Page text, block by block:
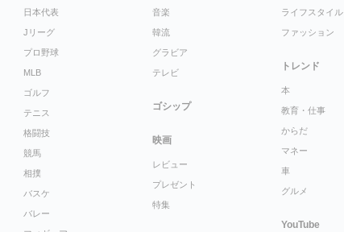
日本代表
Jリーグ
プロ野球
MLB
ゴルフ
テニス
格闘技
競馬
相撲
バスケ
バレー
音楽
韓流
グラビア
テレビ
ゴシップ
映画
レビュー
プレゼント
特集
ライフスタイル
ファッション
トレンド
本
教育・仕事
からだ
マネー
車
グルメ
YouTube